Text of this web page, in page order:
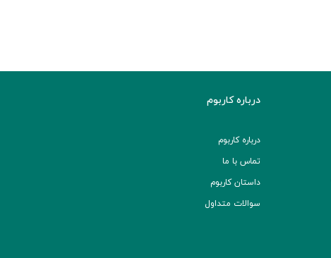
درباره کاربوم
درباره کاربوم
تماس با ما
داستان کاربوم
سوالات متداول